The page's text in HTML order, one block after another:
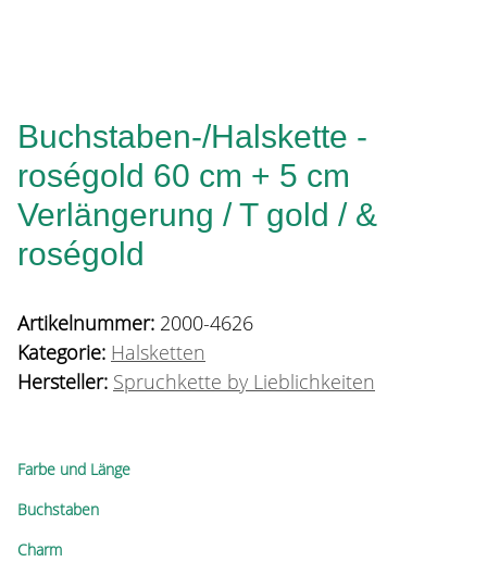
Buchstaben-/Halskette -
roségold 60 cm + 5 cm
Verlängerung / T gold / &
roségold
Artikelnummer: 2000-4626
Kategorie: Halsketten
Hersteller: Spruchkette by Lieblichkeiten
Farbe und Länge
Buchstaben
Charm